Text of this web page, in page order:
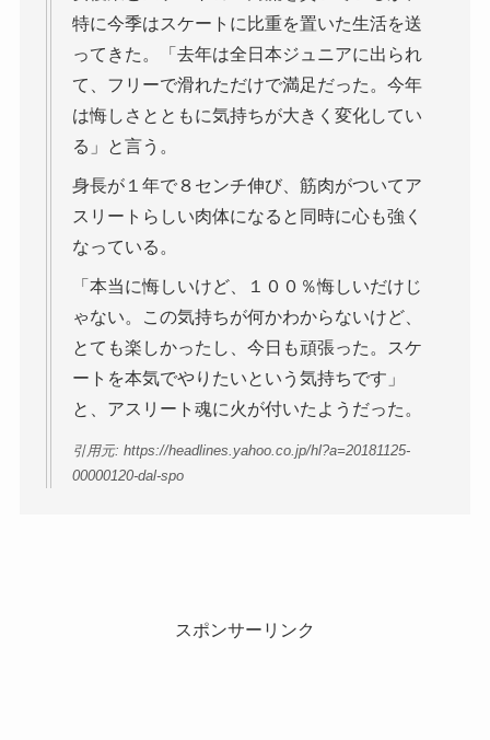
特に今季はスケートに比重を置いた生活を送
ってきた。「去年は全日本ジュニアに出られ
て、フリーで滑れただけで満足だった。今年
は悔しさとともに気持ちが大きく変化してい
る」と言う。
身長が１年で８センチ伸び、筋肉がついてア
スリートらしい肉体になると同時に心も強く
なっている。
「本当に悔しいけど、１００％悔しいだけじ
ゃない。この気持ちが何かわからないけど、
とても楽しかったし、今日も頑張った。スケ
ートを本気でやりたいという気持ちです」
と、アスリート魂に火が付いたようだった。
引用元: https://headlines.yahoo.co.jp/hl?a=20181125-
00000120-dal-spo
スポンサーリンク